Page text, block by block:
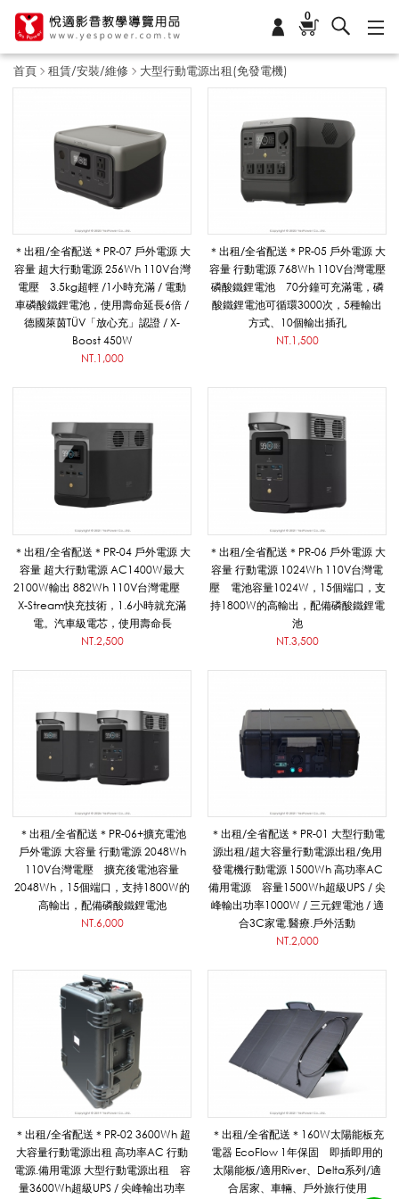
0
首頁 租賃/安裝/維修 大型行動電源出租(免發電機)
行
動
租
電
機
賃
＊出租/全省配送＊PR-07 戶外電源 大
容量 超大行動電源 256Wh 110V台灣
電壓 3.5kg超輕 /1小時充滿 / 電動
車磷酸鐵鋰電池，使用壽命延長6倍 /
德國萊茵TÜV「放心充」認證 / X-
Boost 450W
NT.1,000
＊出租/全省配送＊PR-05 戶外電源 大
容量 行動電源 768Wh 110V台灣電壓
磷酸鐵鋰電池 70分鐘可充滿電，磷
酸鐵鋰電池可循環3000次，5種輸出
方式、10個輸出插孔
NT.1,500
＊出租/全省配送＊PR-04 戶外電源 大
容量 超大行動電源 AC1400W最大
2100W輸出 882Wh 110V台灣電壓
X-Stream快充技術，1.6小時就充滿
電。汽車級電芯，使用壽命長
NT.2,500
＊出租/全省配送＊PR-06 戶外電源 大
容量 行動電源 1024Wh 110V台灣電
壓 電池容量1024W，15個端口，支
持1800W的高輸出，配備磷酸鐵鋰電
池
NT.3,500
＊出租/全省配送＊PR-06+擴充電池
戶外電源 大容量 行動電源 2048Wh
110V台灣電壓 擴充後電池容量
2048Wh，15個端口，支持1800W的
高輸出，配備磷酸鐵鋰電池
NT.6,000
＊出租/全省配送＊PR-01 大型行動電
源出租/超大容量行動電源出租/免用
發電機行動電源 1500Wh 高功率AC
備用電源 容量1500Wh超級UPS / 尖
峰輸出功率1000W / 三元鋰電池 / 適
合3C家電.醫療.戶外活動
NT.2,000
＊出租/全省配送＊PR-02 3600Wh 超
大容量行動電源出租 高功率AC 行動
電源.備用電源 大型行動電源出租 容
量3600Wh超級UPS / 尖峰輸出功率
＊出租/全省配送＊160W太陽能板充
電器 EcoFlow 1年保固 即插即用的
太陽能板/適用River、Delta系列/適
合居家、車輛、戶外旅行使用